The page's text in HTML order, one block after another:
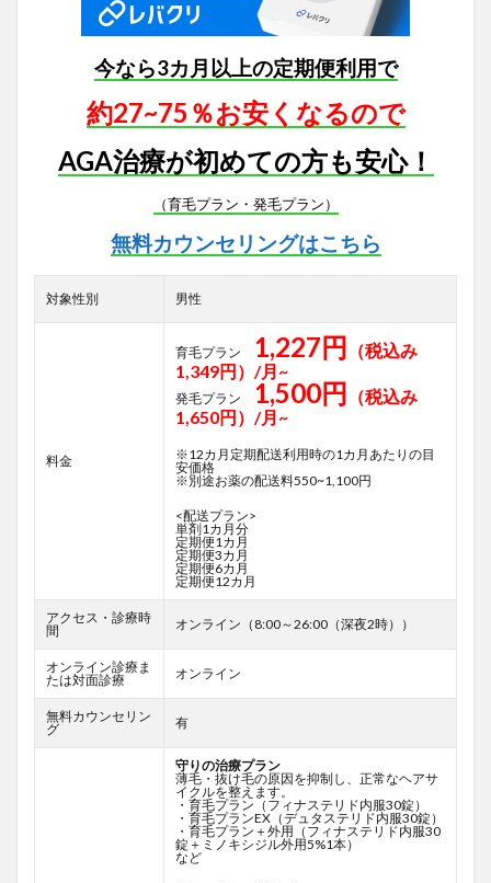
今なら3カ月以上の定期便利用で
約27~75％お安くなるので
AGA治療が初めての方も安心！
（育毛プラン・発毛プラン）
無料カウンセリングはこちら
対象性別 男性
料金
育毛プラン 1,227円 （税込み
1,349円）/月~
発毛プラン 1,500円 （税込み
1,650円）/月~
※12カ月定期配送利用時の1カ月あたりの目
安価格
※別途お薬の配送料550~1,100円
<配送プラン>
単剤1カ月分
定期便1カ月
定期便3カ月
定期便6カ月
定期便12カ月
アクセス・診療時
間
オンライン（8:00～26:00（深夜2時））
オンライン診療ま
たは対面診療
オンライン
無料カウンセリン
グ
有
守りの治療プラン
薄毛・抜け毛の原因を抑制し、正常なヘアサ
イクルを整えます。
・育毛プラン（フィナステリド内服30錠）
・育毛プランEX（デュタステリド内服30錠）
・育毛プラン＋外用（フィナステリド内服30
錠＋ミノキシジル外用5%1本）
など